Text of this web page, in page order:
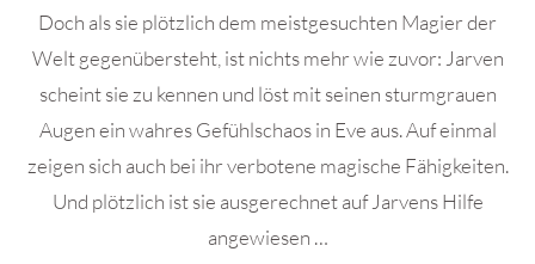
Doch als sie plötzlich dem meistgesuchten Magier der
Welt gegenübersteht, ist nichts mehr wie zuvor: Jarven
scheint sie zu kennen und löst mit seinen sturmgrauen
Augen ein wahres Gefühlschaos in Eve aus. Auf einmal
zeigen sich auch bei ihr verbotene magische Fähigkeiten.
Und plötzlich ist sie ausgerechnet auf Jarvens Hilfe
angewiesen …